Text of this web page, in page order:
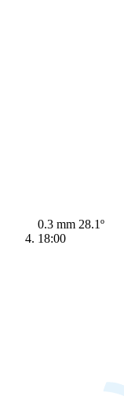
0.3 mm 28.1º
18:00